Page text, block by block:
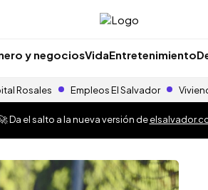
y negociosVidaEntretenimiento
Rosales Empleos El Salvador
Da el salto a la nueva versión de